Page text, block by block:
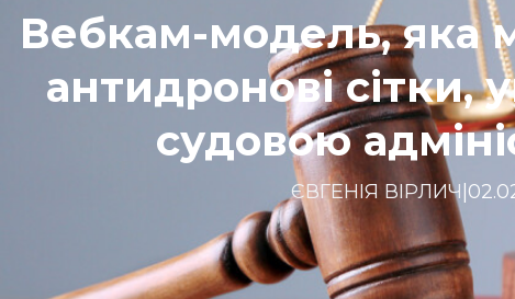
Вебкам-модель, яка
антидронові сітки,
судовою
ЄВГЕНІЯ ВІРЛИЧ|